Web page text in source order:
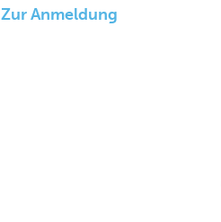
Zur Anmeldung